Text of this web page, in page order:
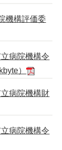
機構評価委
病院機構令
）
病院機構財
病院機構令